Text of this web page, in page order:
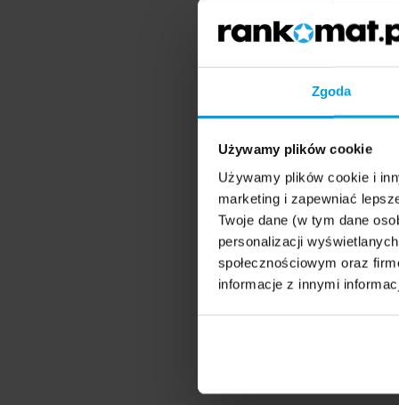
Zgoda
Używamy plików cookie
Używamy plików cookie i
marketing i zapewniać
Twoje dane (w tym dane
personalizacji
społecznościowym oraz
informacje z innymi
Z